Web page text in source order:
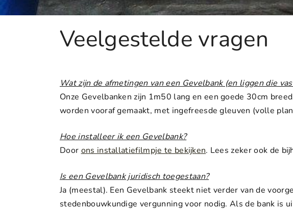
Veelgestelde vragen
Wat zijn de afmetingen van een Gevelbank (en liggen die
Onze Gevelbanken zijn 1m50 lang en een goede 30cm
worden vooraf gemaakt, met ingefreesde gleuven (volle
Hoe installeer ik een Gevelbank?
Door ons installatiefilmpje te bekijken. Lees zeker ook de
Is een Gevelbank juridisch toegestaan?
Ja (meestal). Een Gevelbank steekt niet verder van de
stedenbouwkundige vergunning voor nodig. Als de bank is